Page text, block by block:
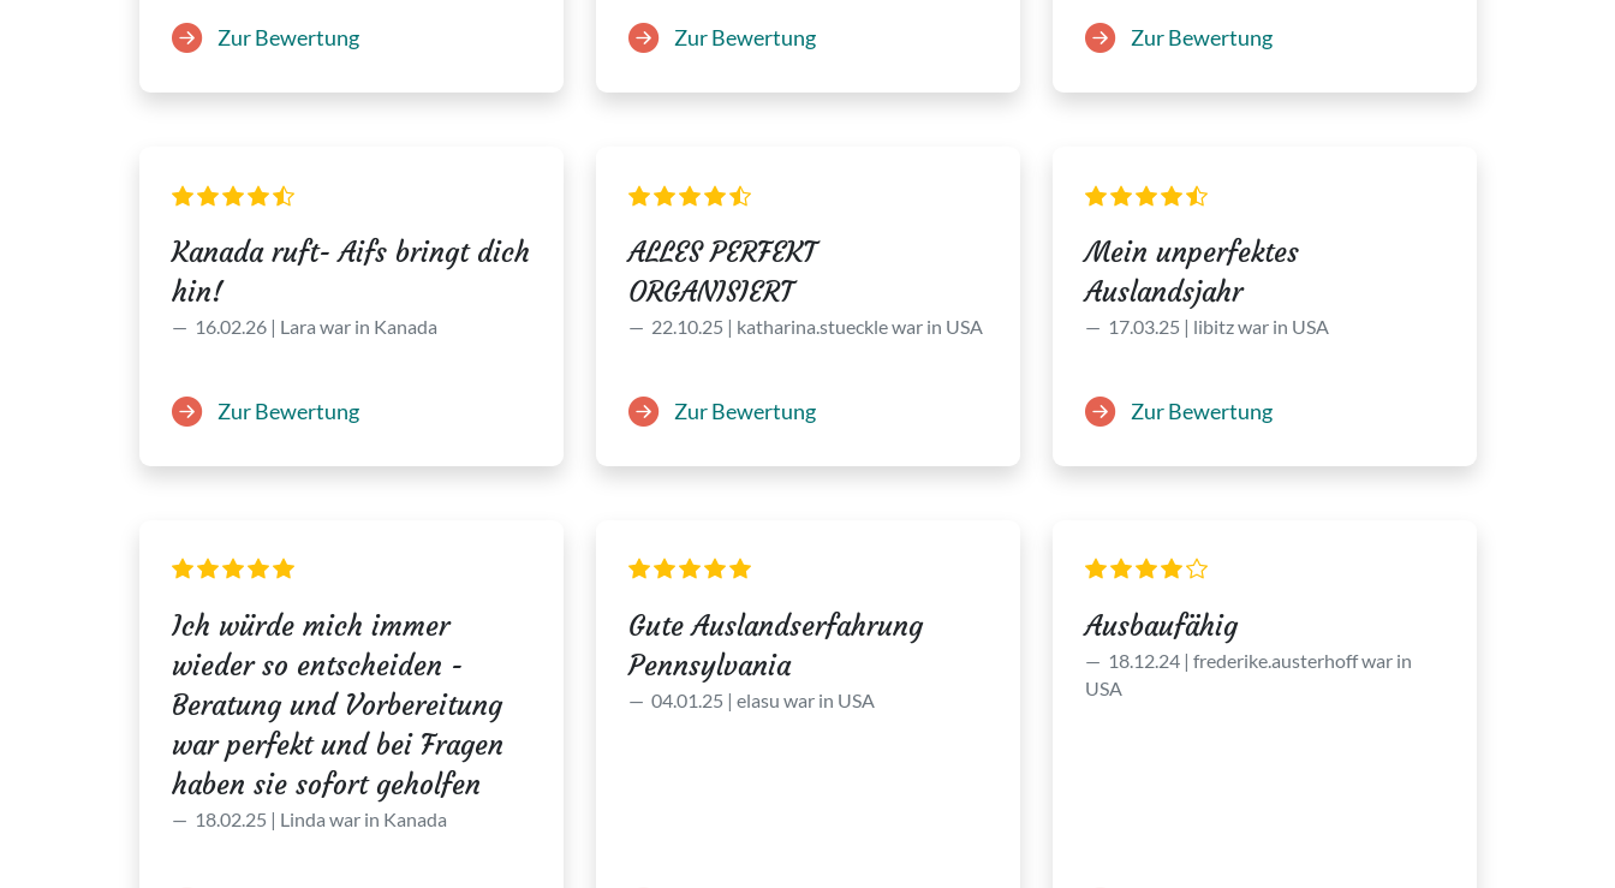
Zur Bewertung Zur Bewertung Zur Bewertung
Kanada ruft- Aifs bringt dich
hin!
16.02.26 | Lara war in Kanada
Zur Bewertung
ALLES PERFEKT
ORGANISIERT
22.10.25 | katharina.stueckle war in USA
Zur Bewertung
Mein unperfektes
Auslandsjahr
17.03.25 | libitz war in USA
Zur Bewertung
Ich würde mich immer
wieder so entscheiden -
Beratung und Vorbereitung
war perfekt und bei Fragen
haben sie sofort geholfen
18.02.25 | Linda war in Kanada
Gute Auslandserfahrung
Pennsylvania
04.01.25 | elasu war in USA
Ausbaufähig
18.12.24 | frederike.austerhoff war in
USA